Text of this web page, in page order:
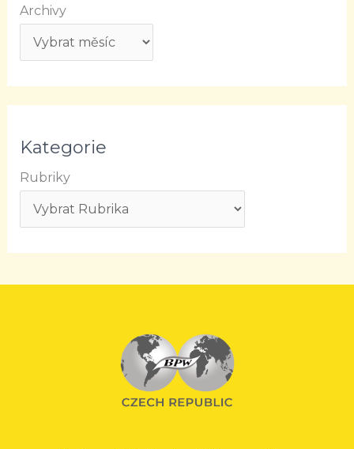
Archivy
Kategorie
Rubriky